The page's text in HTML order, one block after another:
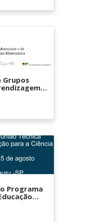
Grupos
Programa